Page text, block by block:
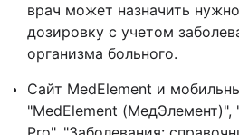
врач может назначить
дозировку с учетом
организма больного.
Сайт MedElement и
"MedElement (МедЭлемент)",